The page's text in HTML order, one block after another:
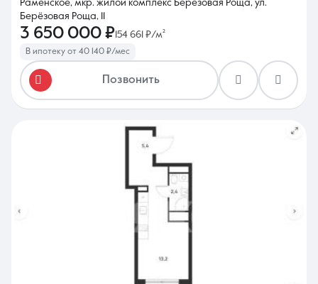
Раменское, мкр. жилой комплекс Берёзовая Роща, ул.
Берёзовая Роща, 11
3 650 000 ₽154 661 ₽/м²
В ипотеку от 40 140 ₽/мес
Позвонить